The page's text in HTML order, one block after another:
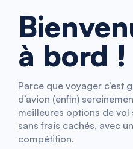
à bord !
Parce que voyager c’est
d’avion (enfin)
meilleures options de vol
sans frais cachés, avec
compétition.